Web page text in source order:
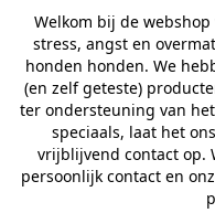
Welkom bij de
stress, angst en
honden honden. We
(en zelf geteste)
ter ondersteuning van
speciaals, laat het
vrijblijvend contact op.
persoonlijk contact en